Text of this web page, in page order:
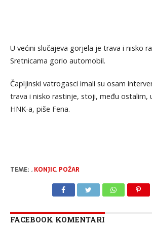
U većini slučajeva gorjela je trava i nisko
Sretnicama gorio automobil.
Čapljinski vatrogasci imali su osam
trava i nisko rastinje, stoji, među ostalim,
HNK-a, piše Fena.
TEME: , KONJIC, POŽAR
FACEBOOK KOMENTARI